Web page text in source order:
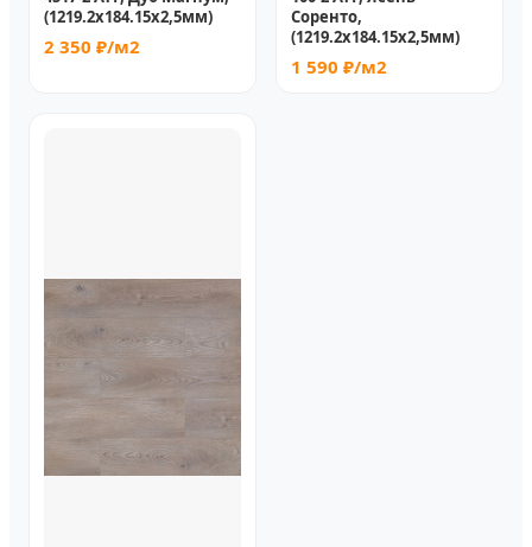
(1219.2х184.15x2,5мм)
2 350 ₽/м2
Соренто,
(1219.2х184.15x2,5мм)
1 590 ₽/м2